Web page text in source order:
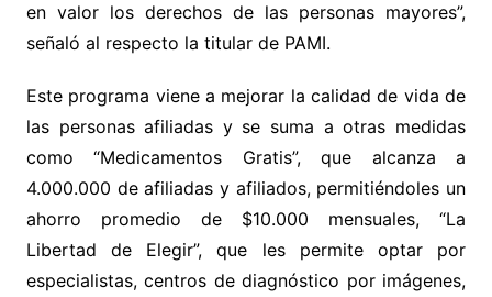
en valor los derechos de las personas mayores”,
señaló al respecto la titular de PAMI.
Este programa viene a mejorar la calidad de vida de
las personas afiliadas y se suma a otras medidas
como “Medicamentos Gratis”, que alcanza a
4.000.000 de afiliadas y afiliados, permitiéndoles un
ahorro promedio de $10.000 mensuales, “La
Libertad de Elegir”, que les permite optar por
especialistas, centros de diagnóstico por imágenes,